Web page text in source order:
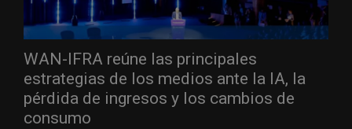
WAN-IFRA reúne las principales
estrategias de los medios ante la IA, la
pérdida de ingresos y los cambios de
consumo